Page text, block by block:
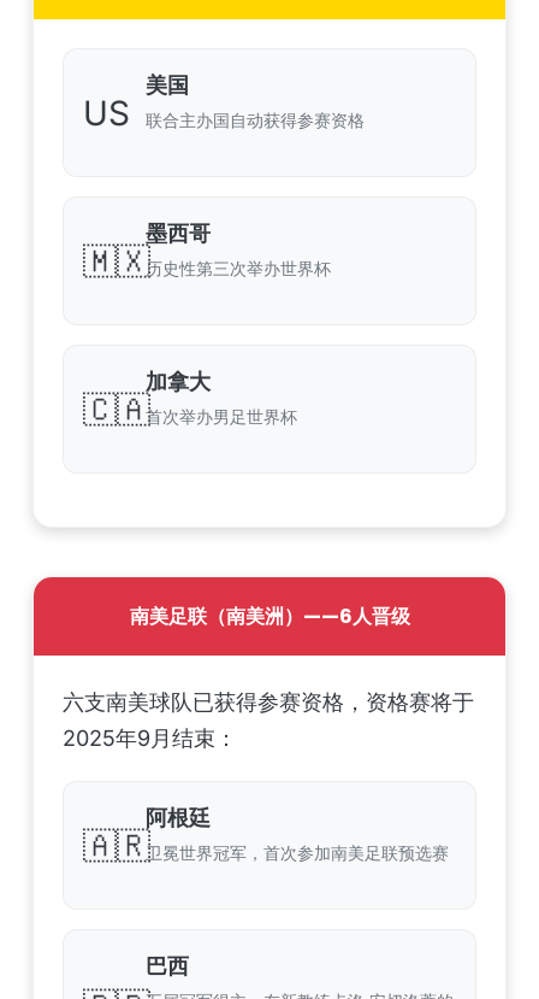
US
美国
联合主办国自动获得参赛资格
🇲🇽
墨西哥
历史性第三次举办世界杯
🇨🇦
加拿大
首次举办男足世界杯
南美足联（南美洲）——6人晋级
六支南美球队已获得参赛资格，资格赛将于
2025年9月结束：
🇦🇷
阿根廷
卫冕世界冠军，首次参加南美足联预选赛
巴西